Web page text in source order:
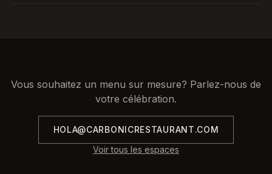
Vous souhaitez un menu sur mesure? Parlez-nous de
votre célébration.
HOLA@CARBONICRESTAURANT.COM
Voir tous les espaces